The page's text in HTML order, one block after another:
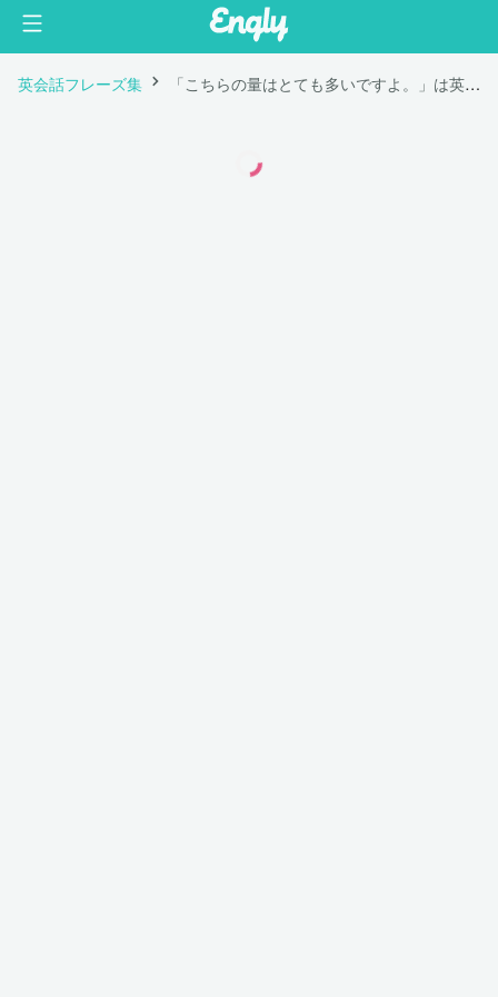
英会話フレーズ集 「こちらの量はとても多いですよ。」は英語で "This is a large portion."